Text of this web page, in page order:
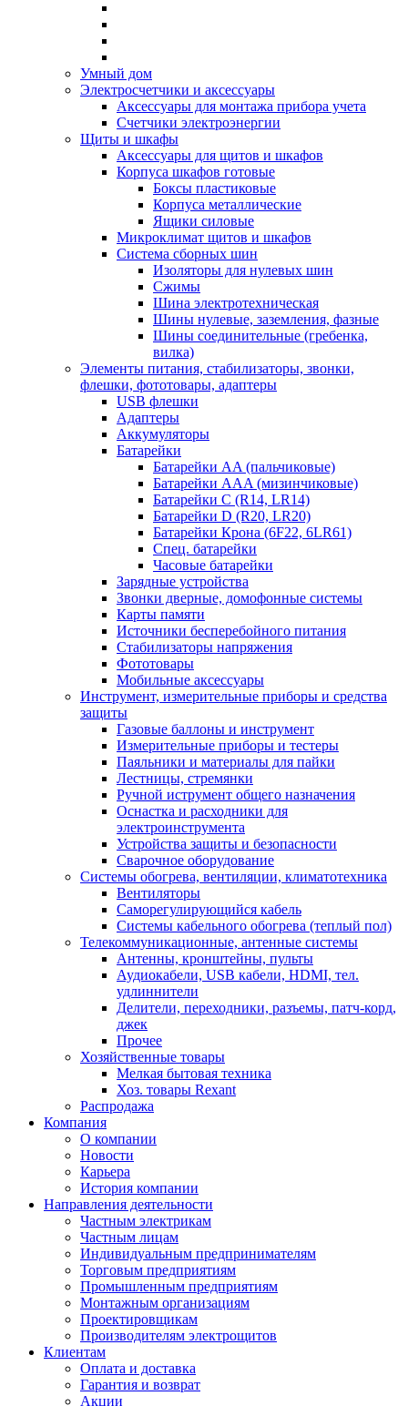
Умный дом
Электросчетчики и аксессуары
Аксессуары для монтажа прибора учета
Счетчики электроэнергии
Щиты и шкафы
Аксессуары для щитов и шкафов
Корпуса шкафов готовые
Боксы пластиковые
Корпуса металлические
Ящики силовые
Микроклимат щитов и шкафов
Система сборных шин
Изоляторы для нулевых шин
Сжимы
Шина электротехническая
Шины нулевые, заземления, фазные
Шины соединительные (гребенка,
вилка)
Элементы питания, стабилизаторы, звонки,
флешки, фототовары, адаптеры
USB флешки
Адаптеры
Аккумуляторы
Батарейки
Батарейки AA (пальчиковые)
Батарейки AAA (мизинчиковые)
Батарейки C (R14, LR14)
Батарейки D (R20, LR20)
Батарейки Крона (6F22, 6LR61)
Спец. батарейки
Часовые батарейки
Зарядные устройства
Звонки дверные, домофонные системы
Карты памяти
Источники бесперебойного питания
Стабилизаторы напряжения
Фототовары
Мобильные аксессуары
Инструмент, измерительные приборы и средства
защиты
Газовые баллоны и инструмент
Измерительные приборы и тестеры
Паяльники и материалы для пайки
Лестницы, стремянки
Ручной иструмент общего назначения
Оснастка и расходники для
электроинструмента
Устройства защиты и безопасности
Сварочное оборудование
Системы обогрева, вентиляции, климатотехника
Вентиляторы
Саморегулирующийся кабель
Системы кабельного обогрева (теплый пол)
Телекоммуникационные, антенные системы
Антенны, кронштейны, пульты
Аудиокабели, USB кабели, HDMI, тел.
удлиннители
Делители, переходники, разъемы, патч-корд,
джек
Прочее
Хозяйственные товары
Мелкая бытовая техника
Хоз. товары Rexant
Распродажа
Компания
О компании
Новости
Карьера
История компании
Направления деятельности
Частным электрикам
Частным лицам
Индивидуальным предпринимателям
Торговым предприятиям
Промышленным предприятиям
Монтажным организациям
Проектировщикам
Производителям электрощитов
Клиентам
Оплата и доставка
Гарантия и возврат
Акции